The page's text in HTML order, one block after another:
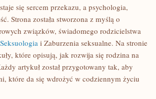
się sercem przekazu, a psychologia,
Strona została stworzona z myślą o
związków, świadomego rodzicielstwa
Seksuologia i Zaburzenia seksualne. Na stronie
które opisują, jak rozwija się rodzina na
artykuł został przygotowany tak, aby
które da się wdrożyć w codziennym życiu